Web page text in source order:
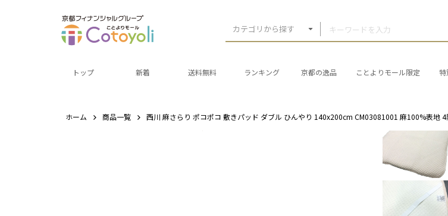
カテゴリから探す
トップ 新着 送料無料 ランキング 京都の逸品 ことよりモール限定 特
ホーム 商品一覧 西川 麻さらり ポコポコ 敷きパッド ダブル ひんやり 140x200cm CM03081001 麻100%表地